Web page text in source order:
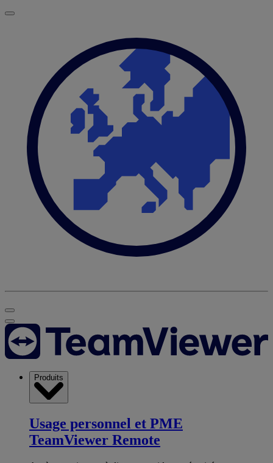
Produits
Usage personnel et PME
TeamViewer Remote